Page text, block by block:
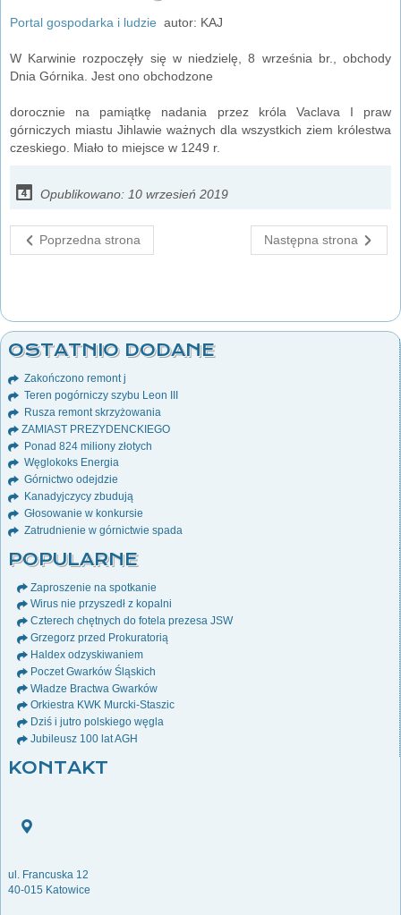
Portal gospodarka i ludzie autor: KAJ
W Karwinie rozpoczęły się w niedzielę, 8 września br., obchody
Dnia Górnika. Jest ono obchodzone
dorocznie na pamiątkę nadania przez króla Vaclava I praw
górniczych miastu Jihlawie ważnych dla wszystkich ziem królestwa
czeskiego. Miało to miejsce w 1249 r.
Opublikowano: 10 wrzesień 2019
Poprzedna strona Następna strona
OSTATNIO DODANE
Zakończono remont j
Teren pogórniczy szybu Leon III
Rusza remont skrzyżowania
ZAMIAST PREZYDENCKIEGO
Ponad 824 miliony złotych
Węglokoks Energia
Górnictwo odejdzie
Kanadyjczycy zbudują
Głosowanie w konkursie
Zatrudnienie w górnictwie spada
POPULARNE
Zaproszenie na spotkanie
Wirus nie przyszedł z kopalni
Czterech chętnych do fotela prezesa JSW
Grzegorz przed Prokuratorią
Haldex odzyskiwaniem
Poczet Gwarków Śląskich
Władze Bractwa Gwarków
Orkiestra KWK Murcki-Staszic
Dziś i jutro polskiego węgla
Jubileusz 100 lat AGH
KONTAKT
ul. Francuska 12
40-015 Katowice